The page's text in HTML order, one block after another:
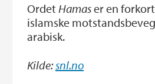
Ordet Hamaser en
islamske
arabisk.
Kilde:snl.no